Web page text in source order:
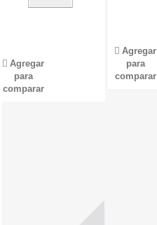
Agregar
para
comparar
Agregar
para
comparar